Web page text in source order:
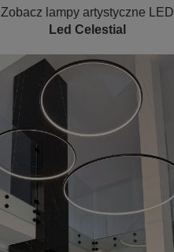
Zobacz lampy artystyczne LED
Led Celestial